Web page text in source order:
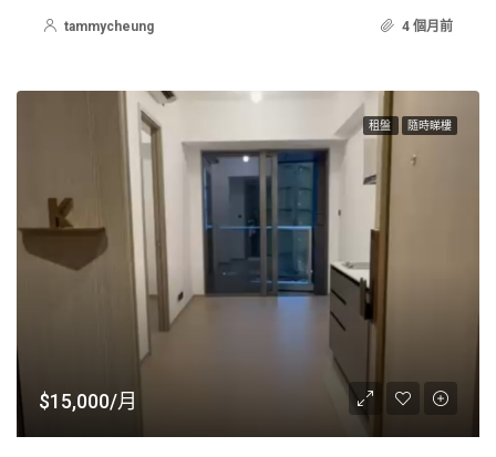
tammycheung 4 個月前
租盤 隨時睇樓
$15,000/月